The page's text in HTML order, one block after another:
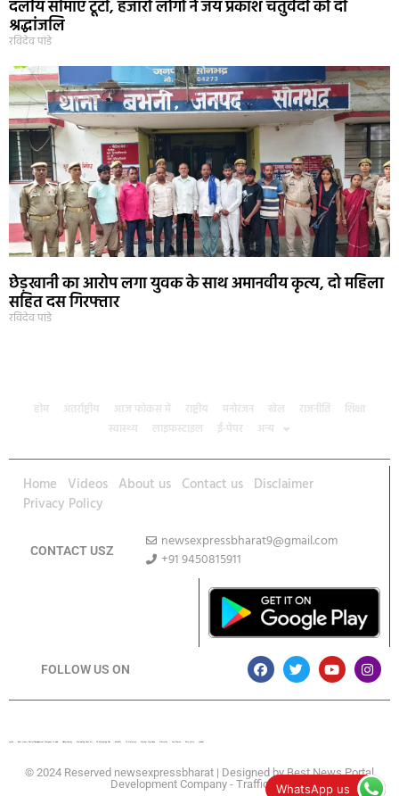
दलीय सीमाएं टूटी, हजारो लोगो ने जय प्रकाश चतुर्वेदी को दी
श्रद्धांजलि
रविदेव पांडे
छेड़खानी का आरोप लगा युवक के साथ अमानवीय कृत्य, दो महिला
सहित दस गिरफ्तार
रविदेव पांडे
होम अंतर्राष्ट्रीय आज फोकस में राष्ट्रीय मनोरंजन खेल राजनीति
शिक्षा
स्वास्थ्य
लाइफस्टाइल ई-पेपर अन्य
Home Videos About us Contact us Disclaimer
Privacy Policy
CONTACT USZ
newsexpressbharat9@gmail.com
+91 9450815911
FOLLOW US ON
© 2024 Reserved newsexpressbharat | Designed byBest News Portal
Development Company- Traffic TailWhatsApp us